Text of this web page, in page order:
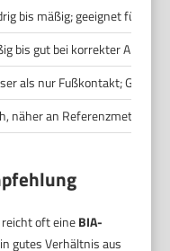
bis mäßig; geeignet für
bis gut bei korrekter
als nur Fußkontakt;
näher an Referenzmethoden
oft eineBIA-
gutes Verhältnis aus